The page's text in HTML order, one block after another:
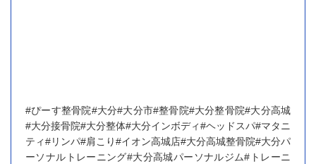
#ぴーす整骨院#大分#大分市#整骨院#大分整骨院#大分高城
#大分接骨院#大分整体#大分インボディ#ヘッドスパ#マタニ
ティ#リンパ#肩こり#イオン高城店#大分高城整骨院#大分パ
ーソナルトレーニング#大分高城パーソナルジム#トレーニ